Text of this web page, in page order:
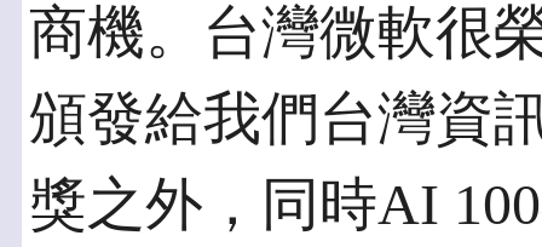
商機。台灣微軟很
頒發給我們台灣資
獎之外，同時AI